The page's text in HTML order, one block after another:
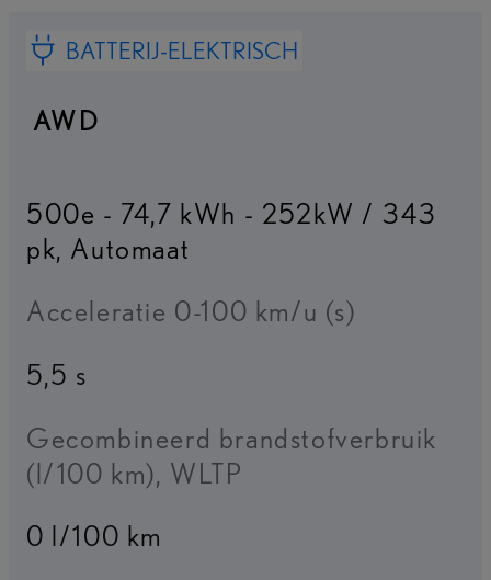
BATTERIJ-ELEKTRISCH
AWD
500e - 74,7 kWh - 252kW / 343
pk, Automaat
Acceleratie 0-100 km/u (s)
5,5 s
Gecombineerd brandstofverbruik
(l/100 km), WLTP
0 l/100 km